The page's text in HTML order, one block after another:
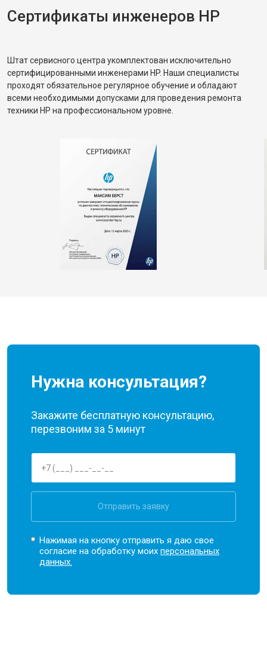
Сертификаты инженеров HP
Штат сервисного центра укомплектован исключительно
сертифицированными инженерами HP. Наши специалисты
проходят обязательное регулярное обучение и обладают
всеми необходимыми допусками для проведения ремонта
техники HP на профессиональном уровне.
Нужна консультация?
Закажите бесплатную консультацию,
перезвоним за 5 минут
Отправить заявку
Нажимая на кнопку отправить я даю свое
согласие на обработку моихперсональных
данных.